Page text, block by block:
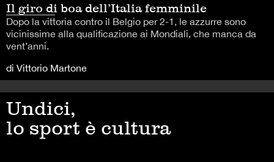
Il giro di boa dell’Italia femminile
Dopo la vittoria contro il Belgio per 2-1, le azzurre sono
vicinissime alla qualificazione ai Mondiali, che manca da
vent’anni.
di Vittorio Martone
Undici,
lo sport è cultura